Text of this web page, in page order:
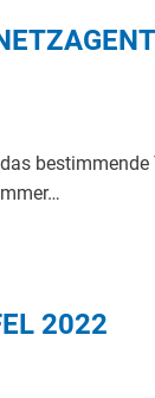
2022